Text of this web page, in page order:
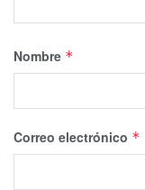
Nombre *
Correo electrónico *